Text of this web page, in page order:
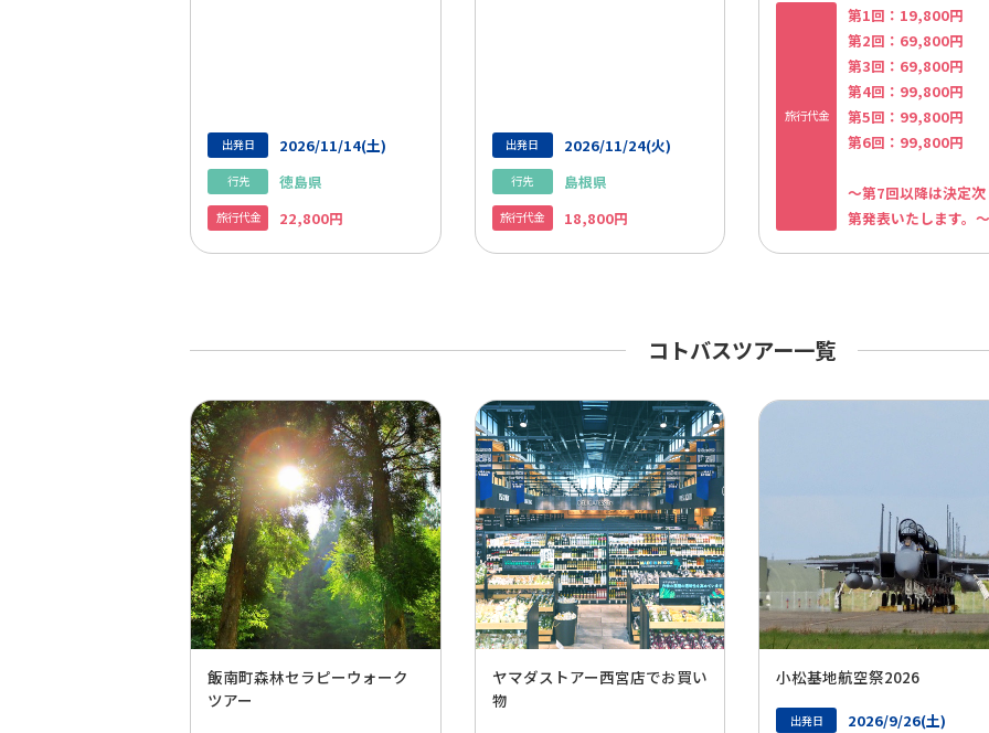
出発日 2026/11/14(土)
行先 徳島県
旅行代金 22,800円
出発日 2026/11/24(火)
行先 島根県
旅行代金 18,800円
旅行代金
第1回：19,800円
第2回：69,800円
第3回：69,800円
第4回：99,800円
第5回：99,800円
第6回：99,800円
～第7回以降は決定次
第発表いたします。～
コトバスツアー一覧
飯南町森林セラピーウォーク
ツアー
ヤマダストアー西宮店でお買い
物
小松基地航空祭2026
出発日 2026/9/26(土)